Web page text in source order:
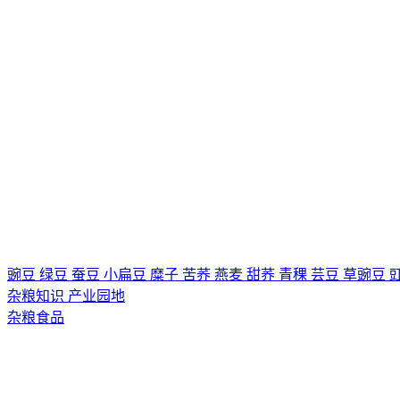
豌豆 绿豆 蚕豆 小扁豆 糜子 苦荞 燕麦 甜荞 青稞 芸豆 草豌豆
杂粮知识 产业园地
杂粮食品